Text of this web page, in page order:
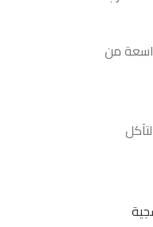
مجموعة واسعة من